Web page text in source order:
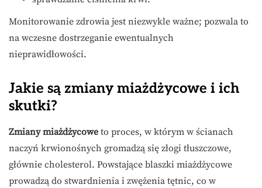
Monitorowanie zdrowia jest niezwykle ważne; pozwala to
na wczesne dostrzeganie ewentualnych
nieprawidłowości.
Jakie są zmiany miażdżycowe i ich
skutki?
Zmiany miażdżycowe to proces, w którym w ścianach
naczyń krwionośnych gromadzą się złogi tłuszczowe,
głównie cholesterol. Powstające blaszki miażdżycowe
prowadzą do stwardnienia i zwężenia tętnic, co w